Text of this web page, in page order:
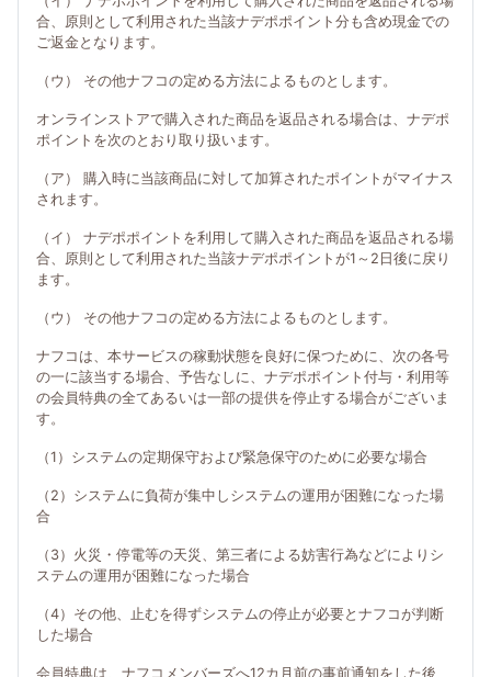
合、原則として利用された当該ナデポポイント分も含め現金での
ご返金となります。
（ウ） その他ナフコの定める方法によるものとします。
オンラインストアで購入された商品を返品される場合は、ナデポ
ポイントを次のとおり取り扱います。
（ア） 購入時に当該商品に対して加算されたポイントがマイナス
されます。
（イ） ナデポポイントを利用して購入された商品を返品される場
合、原則として利用された当該ナデポポイントが1～2日後に戻り
ます。
（ウ） その他ナフコの定める方法によるものとします。
ナフコは、本サービスの稼動状態を良好に保つために、次の各号
の一に該当する場合、予告なしに、ナデポポイント付与・利用等
の会員特典の全てあるいは一部の提供を停止する場合がございま
す。
（1）システムの定期保守および緊急保守のために必要な場合
（2）システムに負荷が集中しシステムの運用が困難になった場
合
（3）火災・停電等の天災、第三者による妨害行為などによりシ
ステムの運用が困難になった場合
（4）その他、止むを得ずシステムの停止が必要とナフコが判断
した場合
会員特典は、ナフコメンバーズへ12カ月前の事前通知をした後